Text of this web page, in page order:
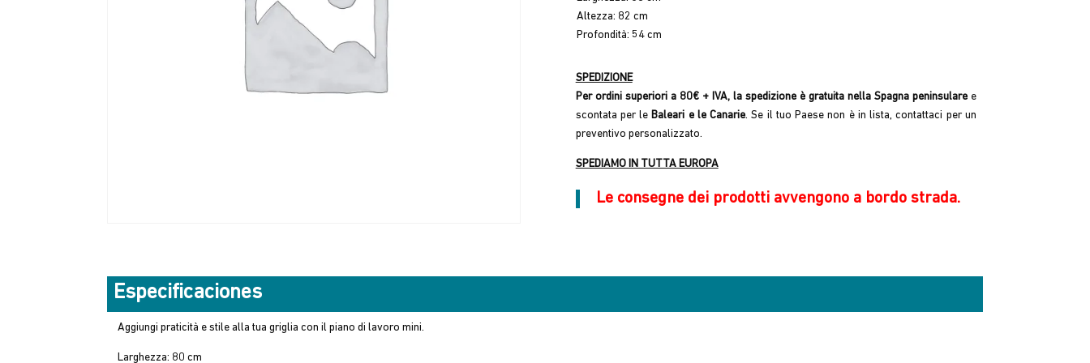
Altezza: 82 cm
Profondità: 54 cm
SPEDIZIONE
Per ordini superiori a 80€ + IVA, la spedizione è gratuita nella Spagna peninsularee
scontata per le Baleari e le Canarie. Se il tuo Paese non è in lista, contattaci per un
preventivo personalizzato.
SPEDIAMO IN TUTTA EUROPA
Le consegne dei prodotti avvengono a bordo strada.
Especificaciones
Aggiungi praticità e stile alla tua griglia con il piano di lavoro mini.
Larghezza: 80 cm